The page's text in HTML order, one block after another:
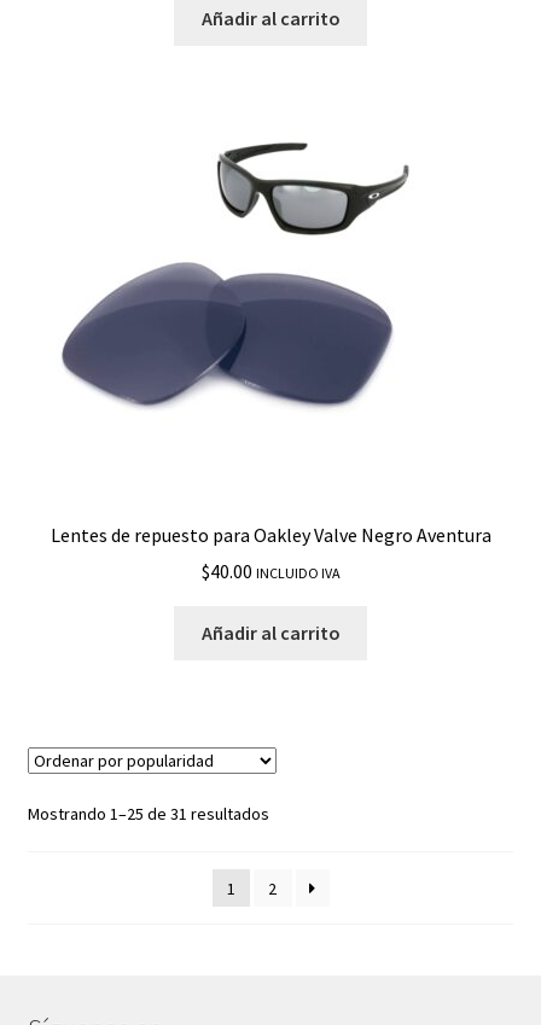
Añadir al carrito
Lentes de repuesto para Oakley Valve Negro Aventura
$40.00 INCLUIDO IVA
Añadir al carrito
Mostrando 1–25 de 31 resultados
1 2